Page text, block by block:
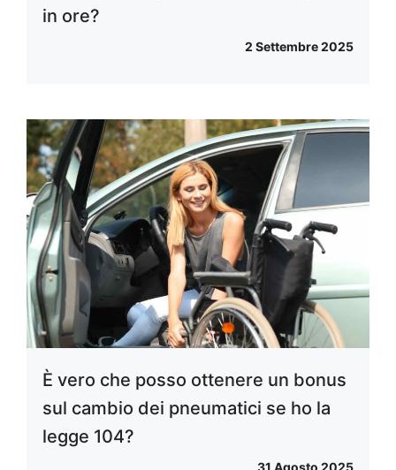
in ore?
2 Settembre 2025
È vero che posso ottenere un bonus
sul cambio dei pneumatici se ho la
legge 104?
31 Agosto 2025